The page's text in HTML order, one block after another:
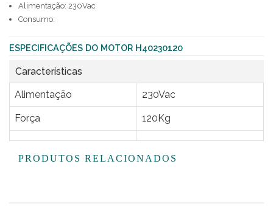
Alimentação: 230Vac
Consumo:
ESPECIFICAÇÕES DO MOTOR H40230120
Características
Alimentação
230Vac
Força 120Kg
PRODUTOS RELACIONADOS